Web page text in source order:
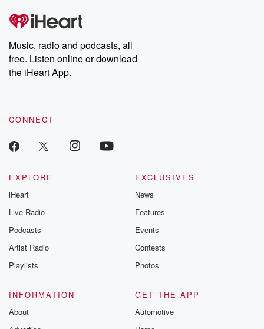
Music, radio and podcasts, all
free. Listen online or download
the iHeart App.
CONNECT
EXPLORE
iHeart
Live Radio
Podcasts
Artist Radio
Playlists
EXCLUSIVES
News
Features
Events
Contests
Photos
INFORMATION
About
GET THE APP
Automotive